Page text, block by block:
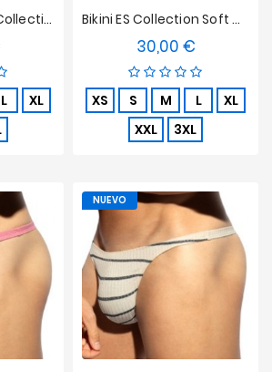
Copy Of Bikini ES Collection Soft Grind - Blanc
Precio
L
XL
Bikini ES Collection Soft Grid Edición Limitada - Blanco
30,00 €Precio
XS S M L
XL
XXL
3XL
NUEVO